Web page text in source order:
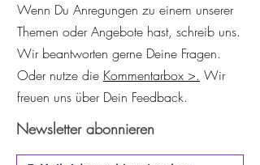
Wenn Du Anregungen zu einem unserer
Themen oder Angebote hast, schreib uns.
Wir beantworten gerne Deine Fragen.
Oder nutze die Kommentarbox >. Wir
freuen uns über Dein Feedback.
Newsletter abonnieren